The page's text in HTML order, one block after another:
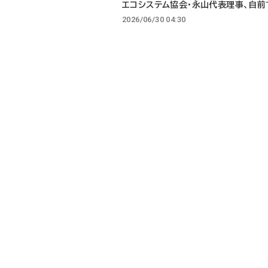
エコシステム協会・永山代表理事、自
2026/06/30 04:30